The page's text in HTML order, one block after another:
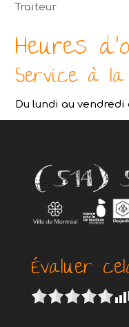
Traiteur
Heures
Service à
Du lundi au vendredi
Évaluer